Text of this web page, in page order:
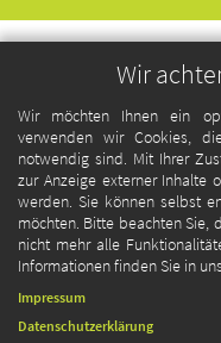
Wir
Wir möchten Ihnen ein
verwenden wir Cookies,
notwendig sind. Mit Ihrer
zur Anzeige externer Inhalte
werden. Sie können selbst
möchten. Bitte beachten Sie,
nicht mehr alle
Informationen finden Sie in
Impressum
Datenschutzerklärung